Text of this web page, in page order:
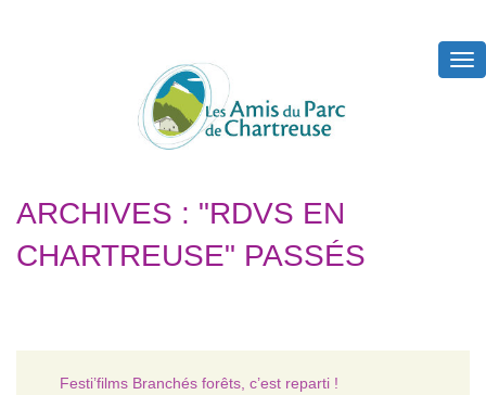
ARCHIVES : "RDVS EN
CHARTREUSE" PASSÉS
Festi’films Branchés forêts, c’est reparti !